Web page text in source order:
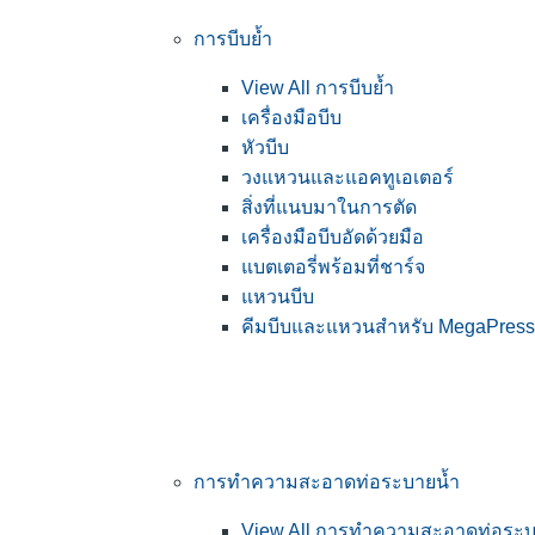
การบีบย้ำ
View All การบีบย้ำ
เครื่องมือบีบ
หัวบีบ
วงแหวนและแอคทูเอเตอร์
สิ่งที่แนบมาในการตัด
เครื่องมือบีบอัดด้วยมือ
แบตเตอรี่พร้อมที่ชาร์จ
แหวนบีบ
คีมบีบและแหวนสำหรับ MegaPress
การทำความสะอาดท่อระบายน้ำ
View All การทำความสะอาดท่อระ